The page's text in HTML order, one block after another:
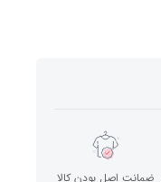
ضمانت اصل بودن کالا